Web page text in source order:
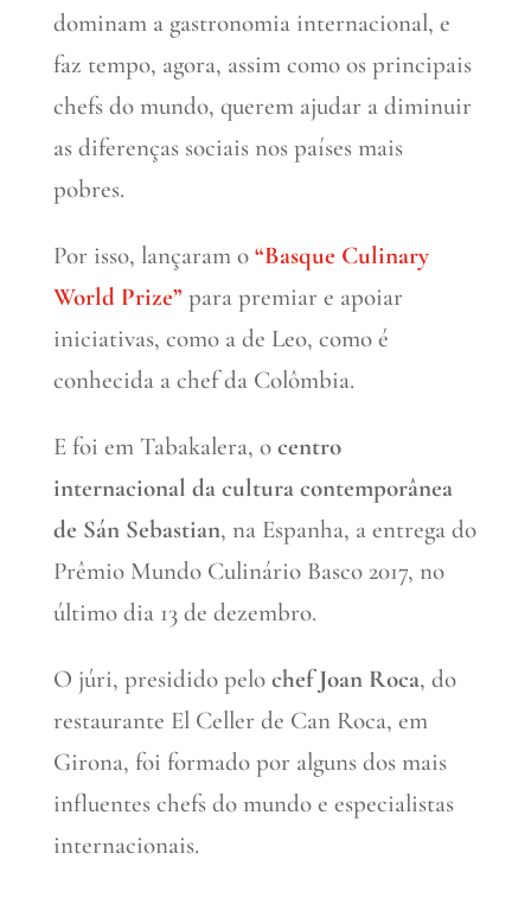
dominam a gastronomia internacional, e
faz tempo, agora, assim como os principais
chefs do mundo, querem ajudar a diminuir
as diferenças sociais nos países mais
pobres.
Por isso, lançaram o “Basque Culinary
World Prize” para premiar e apoiar
iniciativas, como a de Leo, como é
conhecida a chef da Colômbia.
E foi em Tabakalera, o centro
internacional da cultura contemporânea
de Sán Sebastian, na Espanha, a entrega do
Prêmio Mundo Culinário Basco 2017, no
último dia 13 de dezembro.
O júri, presidido pelo chef Joan Roca, do
restaurante El Celler de Can Roca, em
Girona, foi formado por alguns dos mais
influentes chefs do mundo e especialistas
internacionais.